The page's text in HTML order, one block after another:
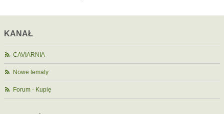
KANAŁ
CAVIARNIA
Nowe tematy
Forum - Kupię